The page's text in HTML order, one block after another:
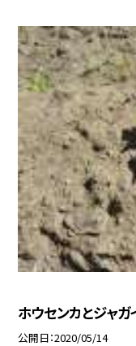
ホウセンカとジャガ
公開日 2020/05/14